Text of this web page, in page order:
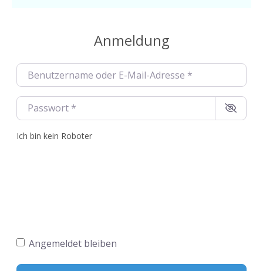
Anmeldung
Benutzername oder E-Mail-Adresse
Passwort
Ich bin kein Roboter
Angemeldet bleiben